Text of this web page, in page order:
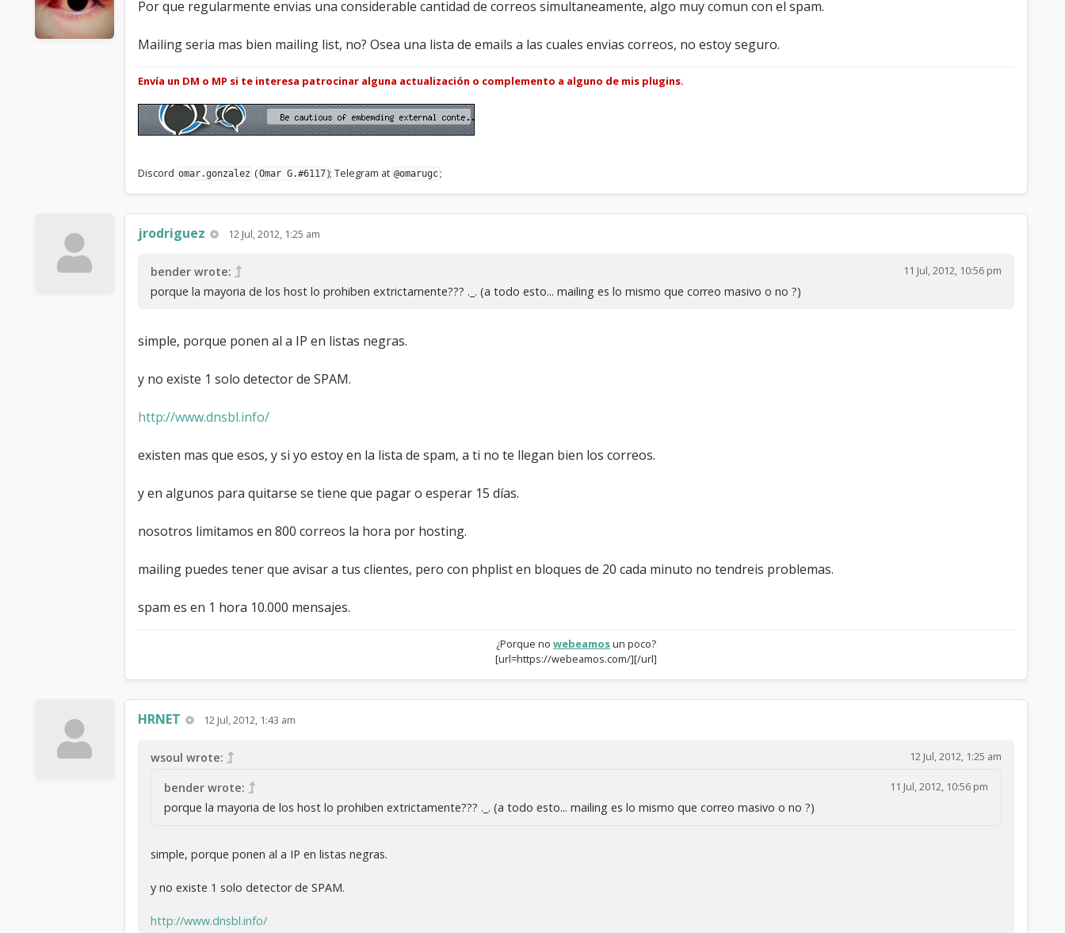
Por que regularmente envias una considerable cantidad de correos simultaneamente, algo muy comun con el spam.
Mailing seria mas bien mailing list, no? Osea una lista de emails a las cuales envias correos, no estoy seguro.
Envía un DM o MP si te interesa patrocinar alguna actualización o complemento a alguno de mis plugins.
Discord omar.gonzalez (Omar G.#6117); Telegram at @omarugc ;
jrodriguez 12 Jul, 2012, 1:25 am
11 Jul, 2012, 10:56 pm
bender wrote:
porque la mayoria de los host lo prohiben extrictamente??? ._. (a todo esto... mailing es lo mismo que correo masivo o no ?)
simple, porque ponen al a IP en listas negras.
y no existe 1 solo detector de SPAM.
http://www.dnsbl.info/
existen mas que esos, y si yo estoy en la lista de spam, a ti no te llegan bien los correos.
y en algunos para quitarse se tiene que pagar o esperar 15 días.
nosotros limitamos en 800 correos la hora por hosting.
mailing puedes tener que avisar a tus clientes, pero con phplist en bloques de 20 cada minuto no tendreis problemas.
spam es en 1 hora 10.000 mensajes.
¿Porque no webeamosun poco?
[url=https://webeamos.com/][/url]
HRNET 12 Jul, 2012, 1:43 am
12 Jul, 2012, 1:25 am
wsoul wrote:
11 Jul, 2012, 10:56 pm
bender wrote:
porque la mayoria de los host lo prohiben extrictamente??? ._. (a todo esto... mailing es lo mismo que correo masivo o no ?)
simple, porque ponen al a IP en listas negras.
y no existe 1 solo detector de SPAM.
http://www.dnsbl.info/